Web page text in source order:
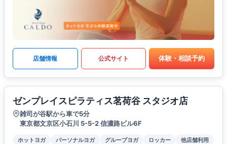
店舗情報 公式サイト 体験・相談予約
ゼンプレイスピラティス茗荷谷 スタジオ店
雑司が谷駅から車で5分
東京都文京区小石川 5-5-2 信濃路ビル6F
ホットヨガ パーソナルヨガ グループヨガ ロッカー
他店舗利用